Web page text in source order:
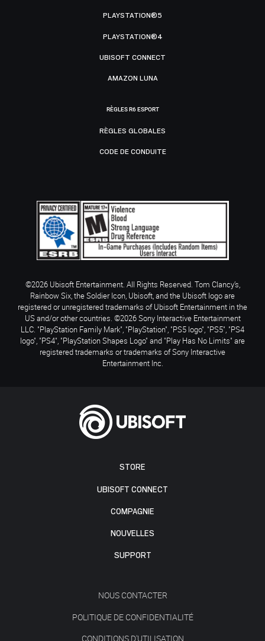
STORE
UBISOFT CONNECT
COMPAGNIE
NOUVELLES
SUPPORT
NOUS CONTACTER
POLITIQUE DE CONFIDENTIALITÉ
CONDITIONS D'UTILISATION
PLAYSTATION®5
PLAYSTATION®4
UBISOFT CONNECT
AMAZON LUNA
RÈGLES R6 ESPORT
RÈGLES GLOBALES
CODE DE CONDUITE
©2026 Ubisoft Entertainment. All Rights Reserved. Tom Clancy’s,
Rainbow Six, the Soldier Icon, Ubisoft, and the Ubisoft logo are
registered or unregistered trademarks of Ubisoft Entertainment in the
US and/or other countries. ©2026 Sony Interactive Entertainment
LLC. "PlayStation Family Mark", "PlayStation", "PS5 logo", "PS5", "PS4
logo", "PS4", "PlayStation Shapes Logo" and "Play Has No Limits" are
registered trademarks or trademarks of Sony Interactive
Entertainment Inc.